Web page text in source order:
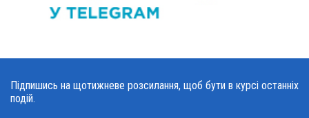
Підпишись на щотижневе розсилання, щоб бути в курсі останніх
подій.